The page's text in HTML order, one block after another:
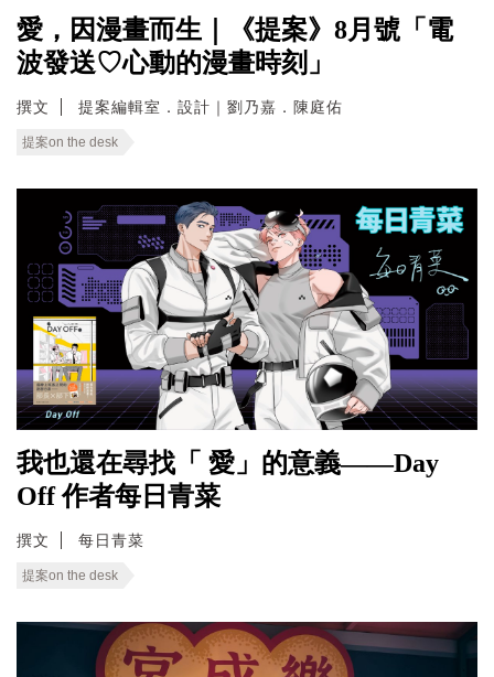
愛，因漫畫而生｜《提案》8月號「電
波發送♡心動的漫畫時刻」
撰文 提案編輯室．設計｜劉乃嘉．陳庭佑
提案on the desk
我也還在尋找「 愛」的意義——Day
Off 作者每日青菜
撰文 每日青菜
提案on the desk